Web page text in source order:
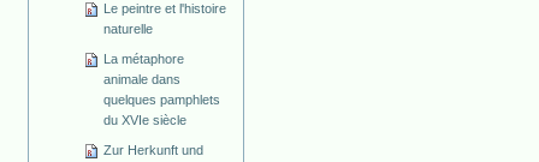
Le peintre et l'histoire
naturelle
La métaphore
animale dans
quelques pamphlets
du XVIe siècle
Zur Herkunft und